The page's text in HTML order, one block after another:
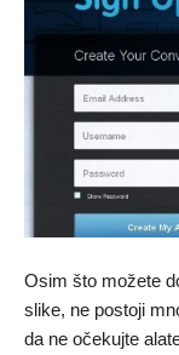
Osim što možete
slike, ne postoji
da ne očekujte